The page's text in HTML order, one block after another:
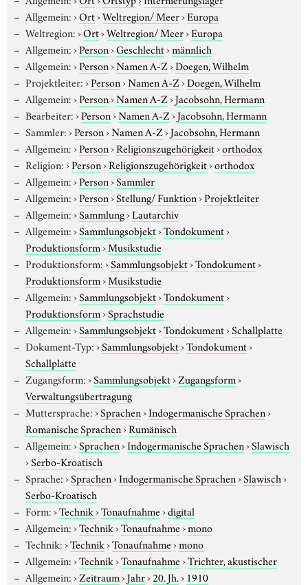
Allgemein:›Ort›Weltregion/ Meer›Europa
Weltregion:›Ort›Weltregion/ Meer›Europa
Allgemein:›Person›Geschlecht›männlich
Allgemein:›Person›Namen A-Z›Doegen, Wilhelm
Projektleiter:›Person›Namen A-Z›Doegen, Wilhelm
Allgemein:›Person›Namen A-Z›Jacobsohn, Hermann
Bearbeiter:›Person›Namen A-Z›Jacobsohn, Hermann
Sammler:›Person›Namen A-Z›Jacobsohn, Hermann
Allgemein:›Person›Religionszugehörigkeit›orthodox
Religion:›Person›Religionszugehörigkeit›orthodox
Allgemein:›Person›Sammler
Allgemein:›Person›Stellung/ Funktion›Projektleiter
Allgemein:›Sammlung›Lautarchiv
Allgemein:›Sammlungsobjekt›Tondokument›
Produktionsform›Musikstudie
Produktionsform:›Sammlungsobjekt›Tondokument›
Produktionsform›Musikstudie
Allgemein:›Sammlungsobjekt›Tondokument›
Produktionsform›Sprachstudie
Allgemein:›Sammlungsobjekt›Tondokument›Schallplatte
Dokument-Typ:›Sammlungsobjekt›Tondokument›
Schallplatte
Zugangsform:›Sammlungsobjekt›Zugangsform›
Verwaltungsübertragung
Muttersprache:›Sprachen›Indogermanische Sprachen›
Romanische Sprachen›Rumänisch
Allgemein:›Sprachen›Indogermanische Sprachen›Slawisch
›Serbo-Kroatisch
Sprache:›Sprachen›Indogermanische Sprachen›Slawisch›
Serbo-Kroatisch
Form:›Technik›Tonaufnahme›digital
Allgemein:›Technik›Tonaufnahme›mono
Technik:›Technik›Tonaufnahme›mono
Allgemein:›Technik›Tonaufnahme›Trichter, akustischer
Allgemein:›Zeitraum›Jahr›20. Jh.› 1910